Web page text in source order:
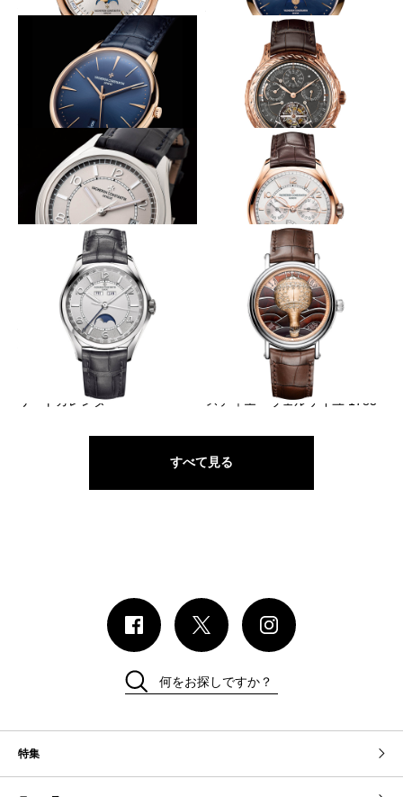
初のＰＧブレス仕様
VACHERON CONSTANTIN
オーヴァーシーズ・エクストラ
フラット・パーペチュアルカレ
ンダー
パーペに初のブルー
VACHERON CONSTANTIN
パトリモニー・エクストラフラ
ット・パーペチュアルカレンダ
光を受けて変化する青のニュアンス
VACHERON CONSTANTIN
パトリモニー・オートマティッ
1点製作の超複雑時計
VACHERON CONSTANTIN
レ・キャビノティエ・グラン
ド・コンプリケーション・クロ
コダイル
ヴァシュロン流デイリーウォッチ
VACHERON CONSTANTIN
フィフティーシックス・オート
マティック
レイアウトにも凝る3つの付加機能
VACHERON CONSTANTIN
フィフティーシックス・デイ／
伝統的機構を備えたフラッグシップ
VACHERON CONSTANTIN
フィフティーシックス・コンプ
リートカレンダー
気球上部の左右の窓で時と分とを数
VACHERON CONSTANTIN
メティエ・ダール・レ・アエロ
スティエ・ヴェルサイユ 1783
すべて見る
特集
何をお探しですか？